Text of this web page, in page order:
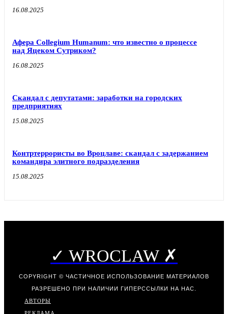
16.08.2025
Афера Collegium Humanum: что известно о процессе
над Яцеком Сутриком?
16.08.2025
Скандал с депутатами: заработки на городских
предприятиях
15.08.2025
Контртеррористы во Вроцлаве: скандал с задержанием
командира элитного подразделения
15.08.2025
✓ WROCLAW ✗
COPYRIGHT © ЧАСТИЧНОЕ ИСПОЛЬЗОВАНИЕ МАТЕРИАЛОВ
РАЗРЕШЕНО ПРИ НАЛИЧИИ ГИПЕРССЫЛКИ НА НАС.
АВТОРЫ